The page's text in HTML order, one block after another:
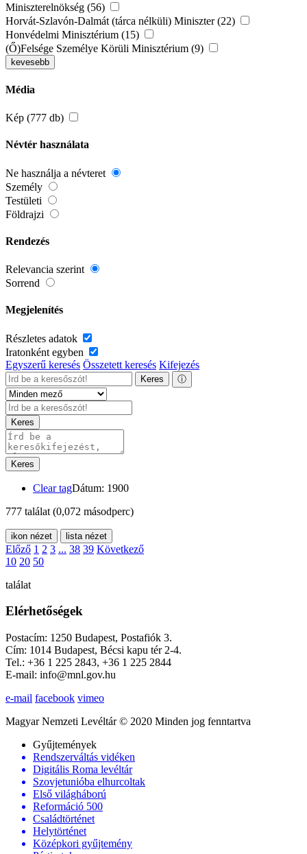
Miniszterelnökség (56)
Horvát-Szlavón-Dalmát (tárca nélküli) Miniszter (22)
Honvédelmi Minisztérium (15)
(Ő)Felsége Személye Körüli Minisztérium (9)
kevesebb
Média
Kép (777 db)
Névtér használata
Ne használja a névteret
Személy
Testületi
Földrajzi
Rendezés
Relevancia szerint
Sorrend
Megjelenítés
Részletes adatok
Iratonként egyben
Egyszerű keresés Összetett keresés Kifejezés
Keres ⓘ
Keres
Keres
Clear tagDátum: 1900
777 találat (0,072 másodperc)
ikon nézet lista nézet
Előző 1 2 3 ... 38 39 Következő
10 20 50
találat
Elérhetőségek
Postacím: 1250 Budapest, Postafiók 3.
Cím: 1014 Budapest, Bécsi kapu tér 2-4.
Tel.: +36 1 225 2843, +36 1 225 2844
E-mail: info@mnl.gov.hu
e-mail facebook vimeo
Magyar Nemzeti Levéltár © 2020 Minden jog fenntartva
Gyűjtemények
Rendszerváltás vidéken
Digitális Roma levéltár
Szovjetunióba elhurcoltak
Első világháború
Reformáció 500
Családtörténet
Helytörténet
Középkori gyűjtemény